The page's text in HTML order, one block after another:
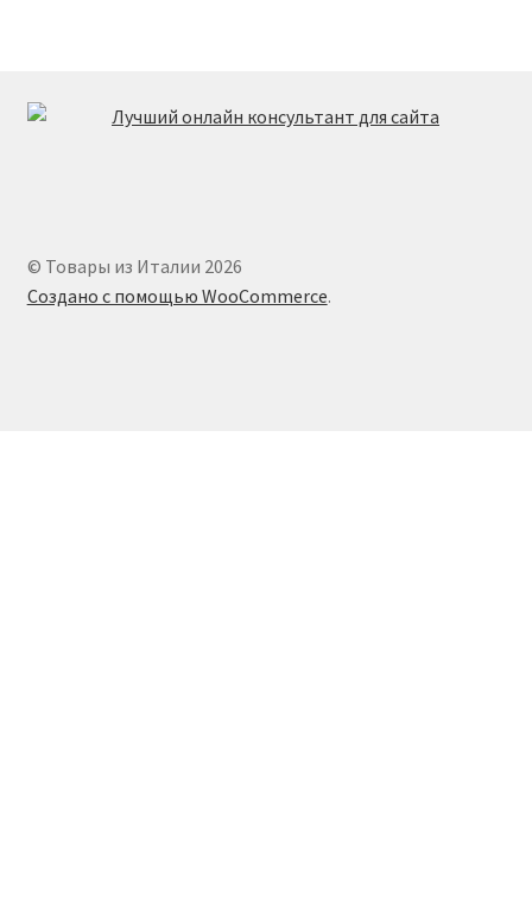
© Товары из Италии 2026
Создано с помощью WooCommerce.